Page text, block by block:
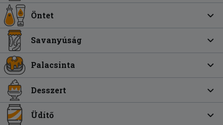
Öntet
Savanyúság
Palacsinta
Desszert
Üdítő